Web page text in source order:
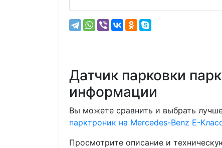
Датчик парковки
информации
Вы можете сравнить и выбрать
парктроник на Mercedes-Benz E-
Просмотрите описание и